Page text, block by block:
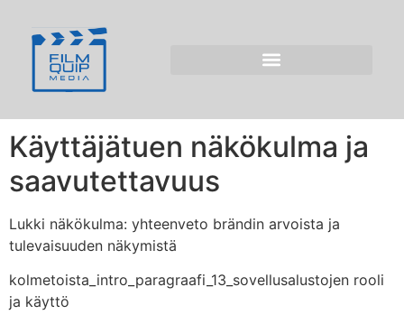
2026 – kokonaisarvio
ja ominaisuudet
Käyttäjätuen näkökulma ja
saavutettavuus
Lukki näkökulma: yhteenveto brändin arvoista ja
tulevaisuuden näkymistä
kolmetoista_intro_paragraafi_13_sovellusalustojen rooli
ja käyttö